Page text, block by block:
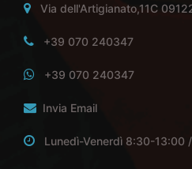
Via dell'Artigianato,11C
+39 070 240347
+39 070 240347
Invia Email
Lunedì-Venerdì 8:30-13:00